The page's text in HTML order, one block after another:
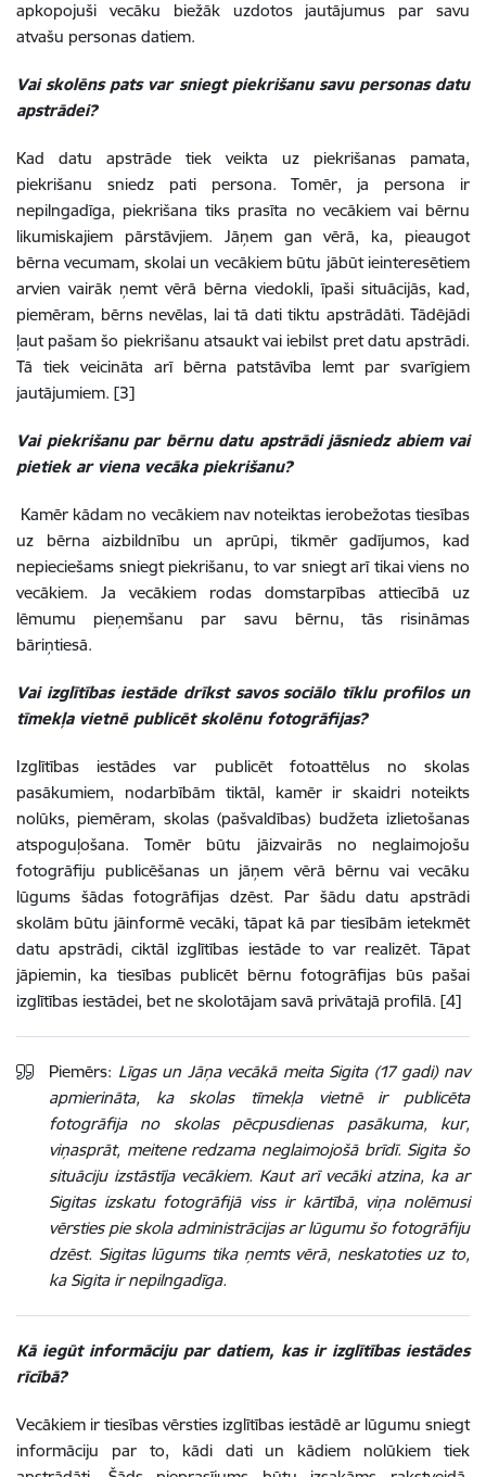
apkopojuši vecāku biežāk uzdotos jautājumus par savu
atvašu personas datiem.
Vai skolēns pats var sniegt piekrišanu savu personas datu
apstrādei?
Kad datu apstrāde tiek veikta uz piekrišanas pamata,
piekrišanu sniedz pati persona. Tomēr, ja persona ir
nepilngadīga, piekrišana tiks prasīta no vecākiem vai bērnu
likumiskajiem pārstāvjiem. Jāņem gan vērā, ka, pieaugot
bērna vecumam, skolai un vecākiem būtu jābūt ieinteresētiem
arvien vairāk ņemt vērā bērna viedokli, īpaši situācijās, kad,
piemēram, bērns nevēlas, lai tā dati tiktu apstrādāti. Tādējādi
ļaut pašam šo piekrišanu atsaukt vai iebilst pret datu apstrādi.
Tā tiek veicināta arī bērna patstāvība lemt par svarīgiem
jautājumiem. [3]
Vai piekrišanu par bērnu datu apstrādi jāsniedz abiem vai
pietiek ar viena vecāka piekrišanu?
Kamēr kādam no vecākiem nav noteiktas ierobežotas tiesības
uz bērna aizbildnību un aprūpi, tikmēr gadījumos, kad
nepieciešams sniegt piekrišanu, to var sniegt arī tikai viens no
vecākiem. Ja vecākiem rodas domstarpības attiecībā uz
lēmumu pieņemšanu par savu bērnu, tās risināmas
bāriņtiesā.
Vai izglītības iestāde drīkst savos sociālo tīklu profilos un
tīmekļa vietnē publicēt skolēnu fotogrāfijas?
Izglītības iestādes var publicēt fotoattēlus no skolas
pasākumiem, nodarbībām tiktāl, kamēr ir skaidri noteikts
nolūks, piemēram, skolas (pašvaldības) budžeta izlietošanas
atspoguļošana. Tomēr būtu jāizvairās no neglaimojošu
fotogrāfiju publicēšanas un jāņem vērā bērnu vai vecāku
lūgums šādas fotogrāfijas dzēst. Par šādu datu apstrādi
skolām būtu jāinformē vecāki, tāpat kā par tiesībām ietekmēt
datu apstrādi, ciktāl izglītības iestāde to var realizēt. Tāpat
jāpiemin, ka tiesības publicēt bērnu fotogrāfijas būs pašai
izglītības iestādei, bet ne skolotājam savā privātajā profilā. [4]
Piemērs: Līgas un Jāņa vecākā meita Sigita (17 gadi) nav
apmierināta, ka skolas tīmekļa vietnē ir publicēta
fotogrāfija no skolas pēcpusdienas pasākuma, kur,
viņasprāt, meitene redzama neglaimojošā brīdī. Sigita šo
situāciju izstāstīja vecākiem. Kaut arī vecāki atzina, ka ar
Sigitas izskatu fotogrāfijā viss ir kārtībā, viņa nolēmusi
vērsties pie skola administrācijas ar lūgumu šo fotogrāfiju
dzēst. Sigitas lūgums tika ņemts vērā, neskatoties uz to,
ka Sigita ir nepilngadīga.
Kā iegūt informāciju par datiem, kas ir izglītības iestādes
rīcībā?
Vecākiem ir tiesības vērsties izglītības iestādē ar lūgumu sniegt
informāciju par to, kādi dati un kādiem nolūkiem tiek